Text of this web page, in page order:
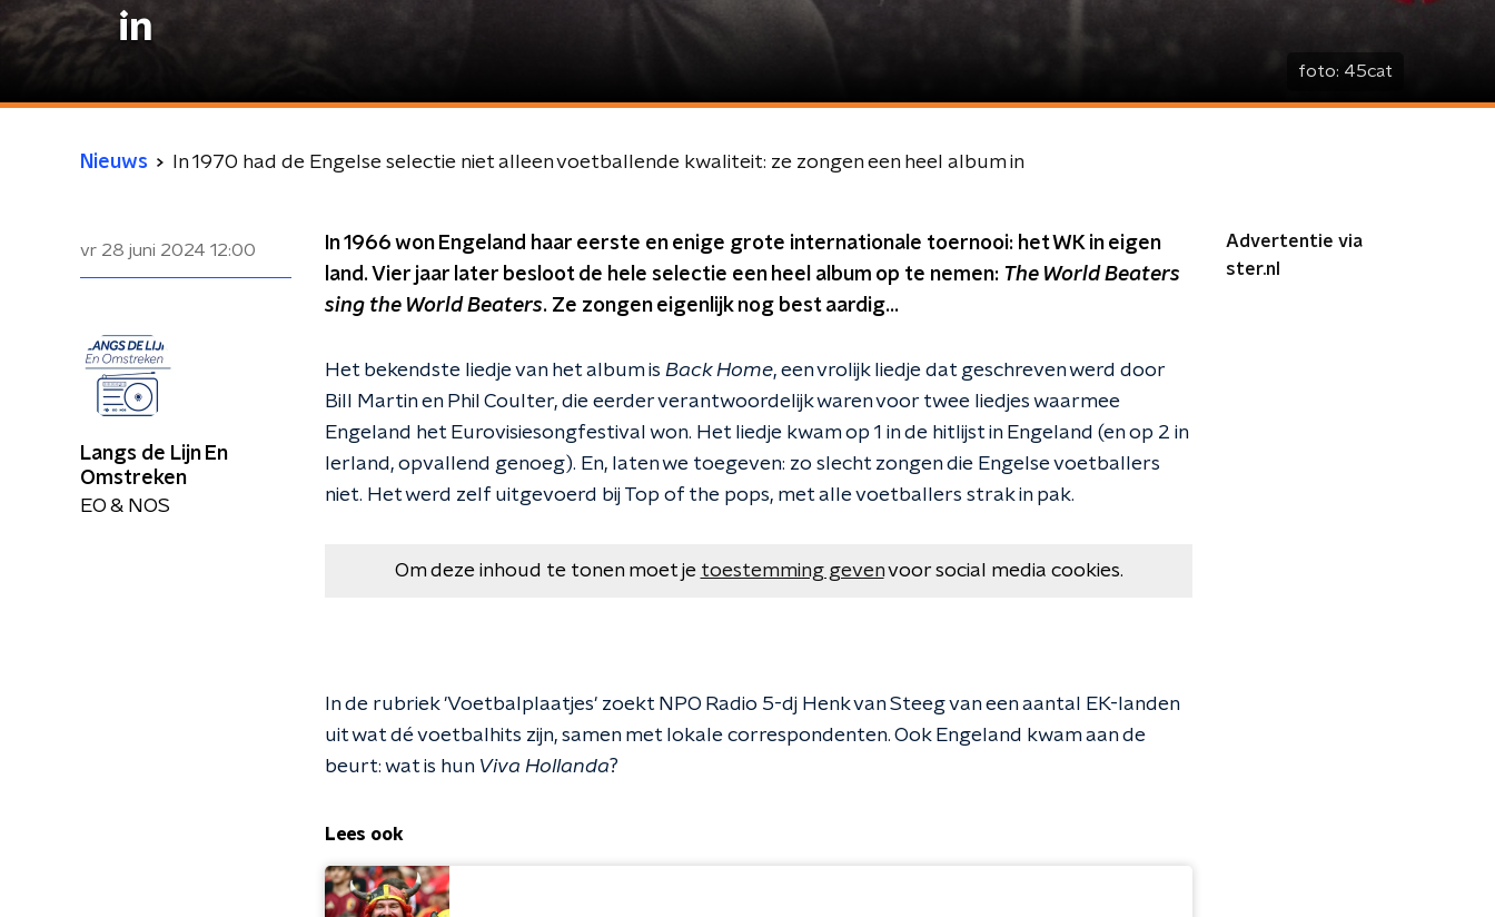
in
foto: 45cat
Nieuws In 1970 had de Engelse selectie niet alleen voetballende kwaliteit: ze zongen een heel album in
vr 28 juni 2024 12:00
In 1966 won Engeland haar eerste en enige grote internationale toernooi: het WK in eigen
land. Vier jaar later besloot de hele selectie een heel album op te nemen: The World Beaters
sing the World Beaters. Ze zongen eigenlijk nog best aardig...
Het bekendste liedje van het album is Back Home, een vrolijk liedje dat geschreven werd door
Bill Martin en Phil Coulter, die eerder verantwoordelijk waren voor twee liedjes waarmee
Engeland het Eurovisiesongfestival won. Het liedje kwam op 1 in de hitlijst in Engeland (en op 2 in
Ierland, opvallend genoeg). En, laten we toegeven: zo slecht zongen die Engelse voetballers
niet. Het werd zelf uitgevoerd bij Top of the pops, met alle voetballers strak in pak.
Om deze inhoud te tonen moet je toestemming gevenvoor social media cookies.
In de rubriek 'Voetbalplaatjes' zoekt NPO Radio 5-dj Henk van Steeg van een aantal EK-landen
uit wat dé voetbalhits zijn, samen met lokale correspondenten. Ook Engeland kwam aan de
beurt: wat is hun Viva Hollanda?
Lees ook
Advertentie via
ster.nl
Langs de Lijn En
Omstreken
EO & NOS